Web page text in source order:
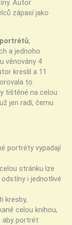
Autor
zápasí jako
,
a jednoho
věnovány 4
kreslil a 11
to
tištěné na celou
jen radí, čemu
portréty vypadají
stránku lze
i jednotlivé
kresby,
celou knihou,
aby portrét